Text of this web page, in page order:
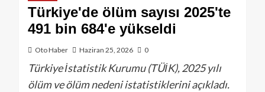
Türkiye'de ölüm sayısı 2025'te
491 bin 684'e yükseldi
Oto Haber Haziran 25, 2026 0
Türkiye İstatistik Kurumu (TÜİK), 2025 yılı
ölüm ve ölüm nedeni istatistiklerini açıkladı.